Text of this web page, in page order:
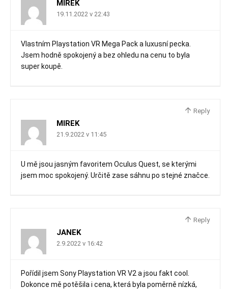
MIREK
19.11.2022 v 22:43
Vlastním Playstation VR Mega Pack a luxusní pecka.
Jsem hodně spokojený a bez ohledu na cenu to byla
super koupě.
Reply
MIREK
21.9.2022 v 11:45
U mě jsou jasným favoritem Oculus Quest, se kterými
jsem moc spokojený. Určitě zase sáhnu po stejné značce.
Reply
JANEK
2.9.2022 v 16:42
Pořídil jsem Sony Playstation VR V2 a jsou fakt cool.
Dokonce mě potěšila i cena, která byla poměrně nízká,